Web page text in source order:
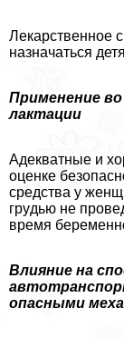
Лекарственное
назначаться
Применение
лактации
Адекватные и
оценке
средства у
гpyдью не
время
Влияние на
опасными